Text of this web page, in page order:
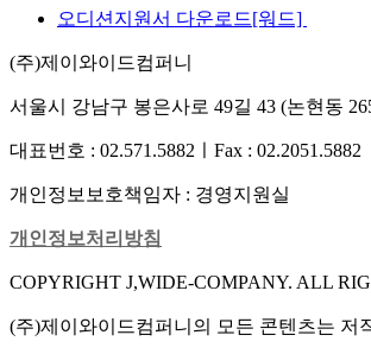
오디션지원서 다운로드[워드]
(주)제이와이드컴퍼니
서울시 강남구 봉은사로 49길 43 (논현동
대표번호 : 02.571.5882 Fax : 02.2051.5882
개인정보보호책임자 : 경영지원실
개인정보처리방침
COPYRIGHT J,WIDE-COMPANY. ALL
(주)제이와이드컴퍼니의 모든 콘텐츠는 저